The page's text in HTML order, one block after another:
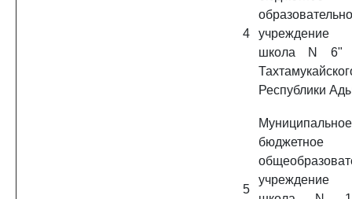
4
учреждение
школа N 6"
Республики
5
Муниципальное
бюджетное
учреждение